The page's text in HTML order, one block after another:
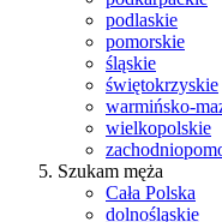
podlaskie
pomorskie
śląskie
świętokrzyskie
warmińsko-
wielkopolskie
Szukam męża
Cała Polska
dolnośląskie